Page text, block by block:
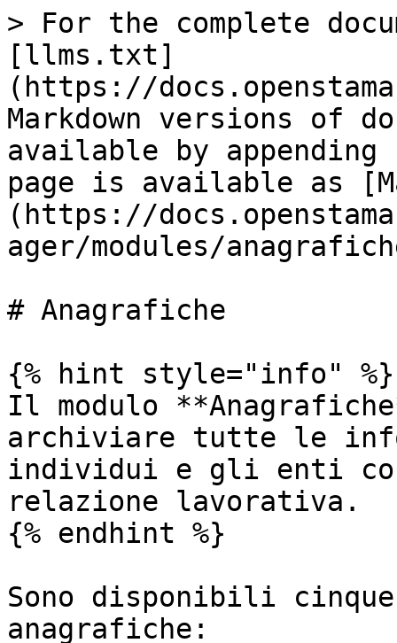
> For the complete
[llms.txt]
(https://
Markdown versions of
available by
page is available as
(https://
ager/modules/
# Anagrafiche
{% hint style="info" %}
Il modulo
archiviare tutte le
individui e gli enti
relazione lavorativa.
{% endhint %}
Sono disponibili
anagrafiche: